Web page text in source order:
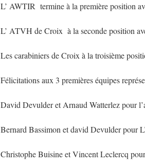
L’ AWTIR termine à la première position
L’ ATVH de Croix à la seconde position
Les carabiniers de Croix à la troisième
Félicitations aux 3 premières équipes
David Devulder et Arnaud Watterlez pour
Bernard Bassimon et david Devulder pour
Christophe Buisine et Vincent Leclercq